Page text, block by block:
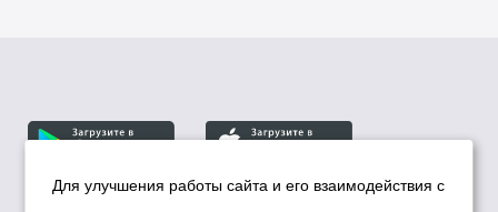
Для улучшения работы сайта и его взаимодействия с